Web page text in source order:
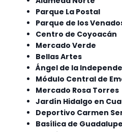
Parque La Postal
Parque de los
Centro de Coyoacán
Mercado Verde
Bellas Artes
Ángel de la
Módulo Central de
Mercado Rosa Torres
Jardín Hidalgo en
Deportivo Carmen
Basílica de Guadalupe